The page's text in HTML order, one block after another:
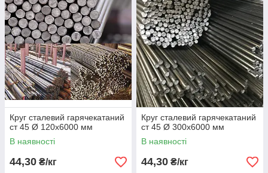
Круг сталевий гарячекатаний
ст 45 Ø 120х6000 мм
В наявності
44,30 ₴/кг
Круг сталевий гарячекатаний
ст 45 Ø 300х6000 мм
В наявності
44,30 ₴/кг